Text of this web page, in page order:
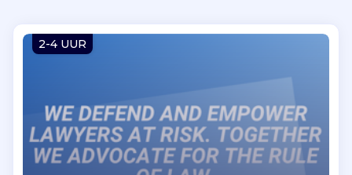
Vind jouw project
2-4 UUR